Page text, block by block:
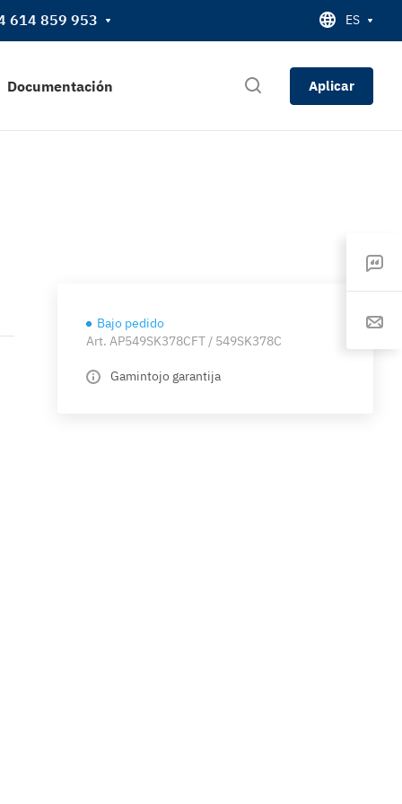
614 859 953 ES
Documentación Aplicar
Bajo pedido
Art. AP549SK378CFT / 549SK378C
Gamintojo garantija